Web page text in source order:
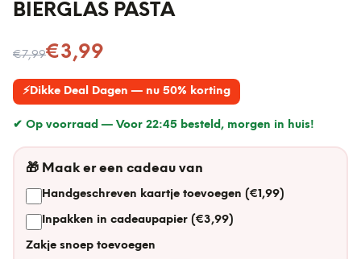
BIERGLAS PASTA
€7,99
Nu voor
€3,99
⚡Dikke Deal Dagen — nu 50% korting
✔ Op voorraad — Voor 22:45 besteld, morgen in huis!
🎁 Maak er een cadeau van
Handgeschreven kaartje toevoegen (€1,99)
Inpakken in cadeaupapier (€3,99)
Zakje snoep toevoegen